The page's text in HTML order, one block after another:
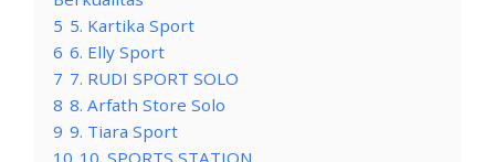
5 5. Kartika Sport
6 6. Elly Sport
7 7. RUDI SPORT SOLO
8 8. Arfath Store Solo
9 9. Tiara Sport
10 10. SPORTS STATION